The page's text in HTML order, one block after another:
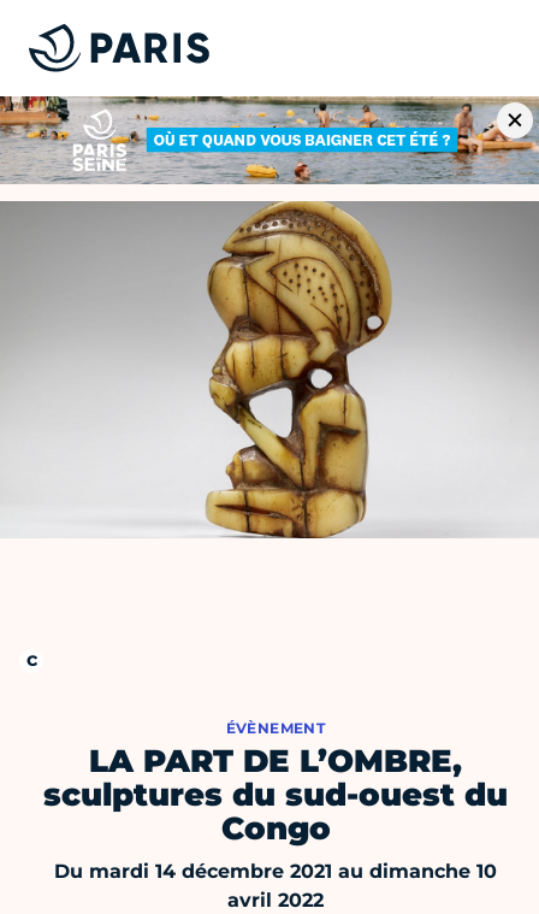
ÉVÈNEMENT
LA PART DE L’OMBRE,
sculptures du sud-ouest du
Congo
Du mardi 14 décembre 2021 au dimanche 10
avril 2022